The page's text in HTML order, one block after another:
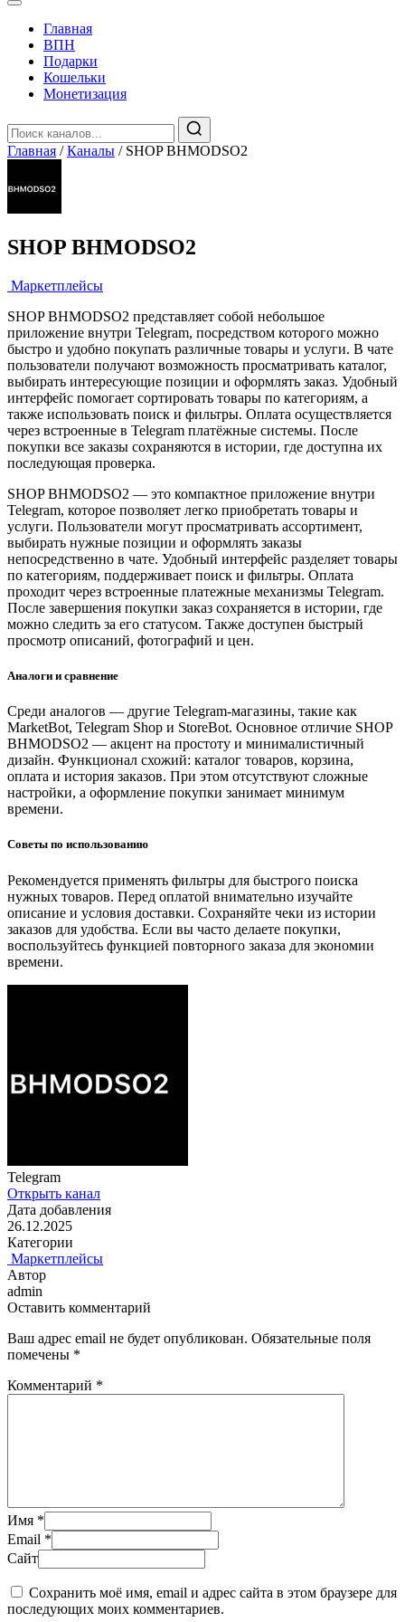
Главная
️ВПН
Подарки
Кошельки
Монетизация
Главная / Каналы / SHOP BHMODSO2
SHOP BHMODSO2
️ Маркетплейсы
SHOP BHMODSO2 представляет собой небольшое
приложение внутри Telegram, посредством которого можно
быстро и удобно покупать различные товары и услуги. В чате
пользователи получают возможность просматривать каталог,
выбирать интересующие позиции и оформлять заказ. Удобный
интерфейс помогает сортировать товары по категориям, а
также использовать поиск и фильтры. Оплата осуществляется
через встроенные в Telegram платёжные системы. После
покупки все заказы сохраняются в истории, где доступна их
последующая проверка.
SHOP BHMODSO2 — это компактное приложение внутри
Telegram, которое позволяет легко приобретать товары и
услуги. Пользователи могут просматривать ассортимент,
выбирать нужные позиции и оформлять заказы
непосредственно в чате. Удобный интерфейс разделяет товары
по категориям, поддерживает поиск и фильтры. Оплата
проходит через встроенные платежные механизмы Telegram.
После завершения покупки заказ сохраняется в истории, где
можно следить за его статусом. Также доступен быстрый
просмотр описаний, фотографий и цен.
Аналоги и сравнение
Среди аналогов — другие Telegram-магазины, такие как
MarketBot, Telegram Shop и StoreBot. Основное отличие SHOP
BHMODSO2 — акцент на простоту и минималистичный
дизайн. Функционал схожий: каталог товаров, корзина,
оплата и история заказов. При этом отсутствуют сложные
настройки, а оформление покупки занимает минимум
времени.
Советы по использованию
Рекомендуется применять фильтры для быстрого поиска
нужных товаров. Перед оплатой внимательно изучайте
описание и условия доставки. Сохраняйте чеки из истории
заказов для удобства. Если вы часто делаете покупки,
воспользуйтесь функцией повторного заказа для экономии
времени.
Telegram
Открыть канал
Дата добавления
26.12.2025
Категории
️ Маркетплейсы
Автор
admin
Оставить комментарий
Ваш адрес email не будет опубликован. Обязательные поля
помечены *
Комментарий *
Имя *
Email *
Сайт
Сохранить моё имя, email и адрес сайта в этом браузере для
последующих моих комментариев.